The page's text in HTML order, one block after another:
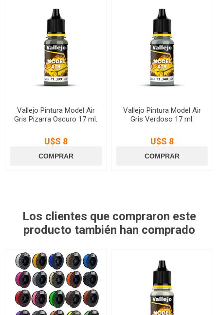
Vallejo Pintura Model Air
Gris Pizarra Oscuro 17 ml.
U$S 8
Vallejo Pintura Model Air
Gris Verdoso 17 ml.
U$S 8
Los clientes que compraron este
producto también han comprado